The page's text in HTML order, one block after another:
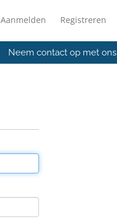
Aanmelden Registreren
Neem contact op met ons